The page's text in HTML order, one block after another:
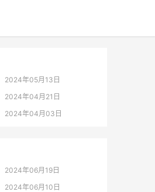
2024年05月13日
2024年04月21日
2024年04月03日
2024年06月19日
2024年06月10日